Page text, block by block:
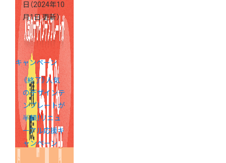
日 （2024年10
月1日 更新）
キャンペーン
《終了》人気
のデザインテ
ンプレートが
半額！リニュ
ーアル応援キ
ャンペーン